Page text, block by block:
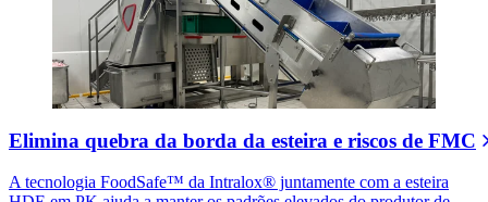
Elimina quebra da borda da esteira e riscos de FMC
A tecnologia FoodSafe™ da Intralox® juntamente com a esteira